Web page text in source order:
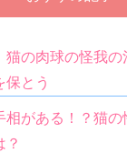
猫の肉球の怪我
保とう
相がある！？猫
？